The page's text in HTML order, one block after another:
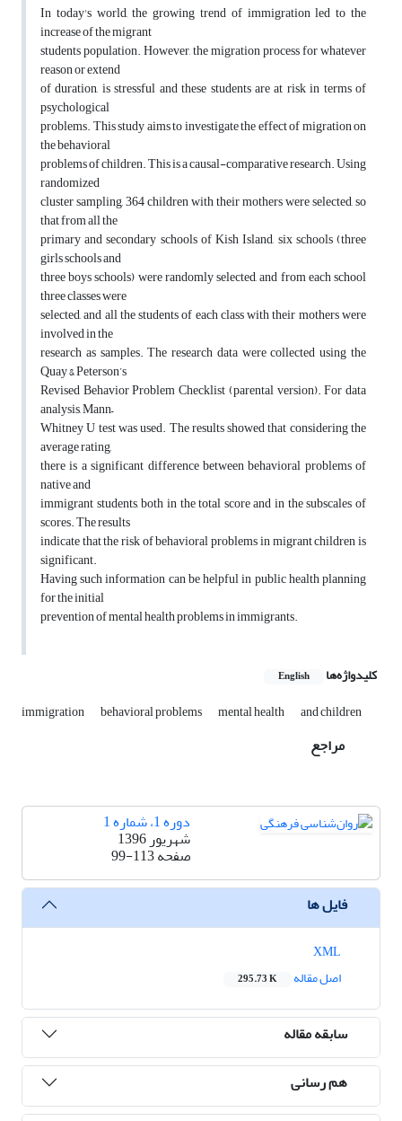
In today's world, the growing trend of immigration led to the
increase of the migrant
students population. However, the migration process for whatever
reason or extend
of duration, is stressful and these students are at risk in terms of
psychological
problems. This study aims to investigate the effect of migration on
the behavioral
problems of children. This is a causal-comparative research. Using
randomized
cluster sampling, 364 children with their mothers were selected, so
that from all the
primary and secondary schools of Kish Island, six schools (three
girls schools and
three boys schools) were randomly selected, and from each school
three classes were
selected, and all the students of each class with their mothers were
involved in the
research as samples. The research data were collected using the
Quay & Peterson’s
Revised Behavior Problem Checklist (parental version). For data
analysis, Mann–
Whitney U test was used. The results showed that considering the
average rating,
there is a significant difference between behavioral problems of
native and
immigrant students, both in the total score and in the subscales of
scores. The results
indicate that the risk of behavioral problems in migrant children is
significant.
Having such information can be helpful in public health planning
for the initial
prevention of mental health problems in immigrants.
کلیدواژه‌ها English
immigration behavioral problems mental health and children
مراجع
دوره 1، شماره 1
شهریور 1396
صفحه99-113
فایل ها
اصل مقاله
295.73 K
سابقه مقاله
هم رسانی